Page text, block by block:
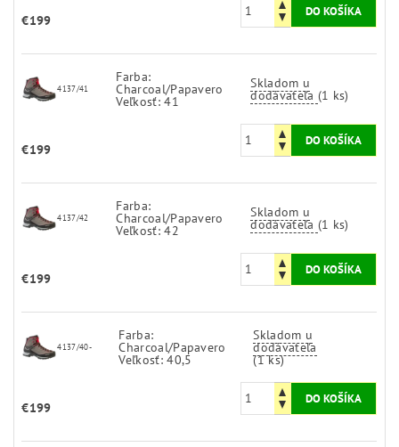
€199
4137/41
Farba:
Charcoal/Papavero
Veľkosť: 41
Skladom u
dodávateľa (1 ks)
€199
4137/42
Farba:
Charcoal/Papavero
Veľkosť: 42
Skladom u
dodávateľa (1 ks)
€199
4137/40-
Farba:
Charcoal/Papavero
Veľkosť: 40,5
Skladom u
dodávateľa
(1 ks)
€199